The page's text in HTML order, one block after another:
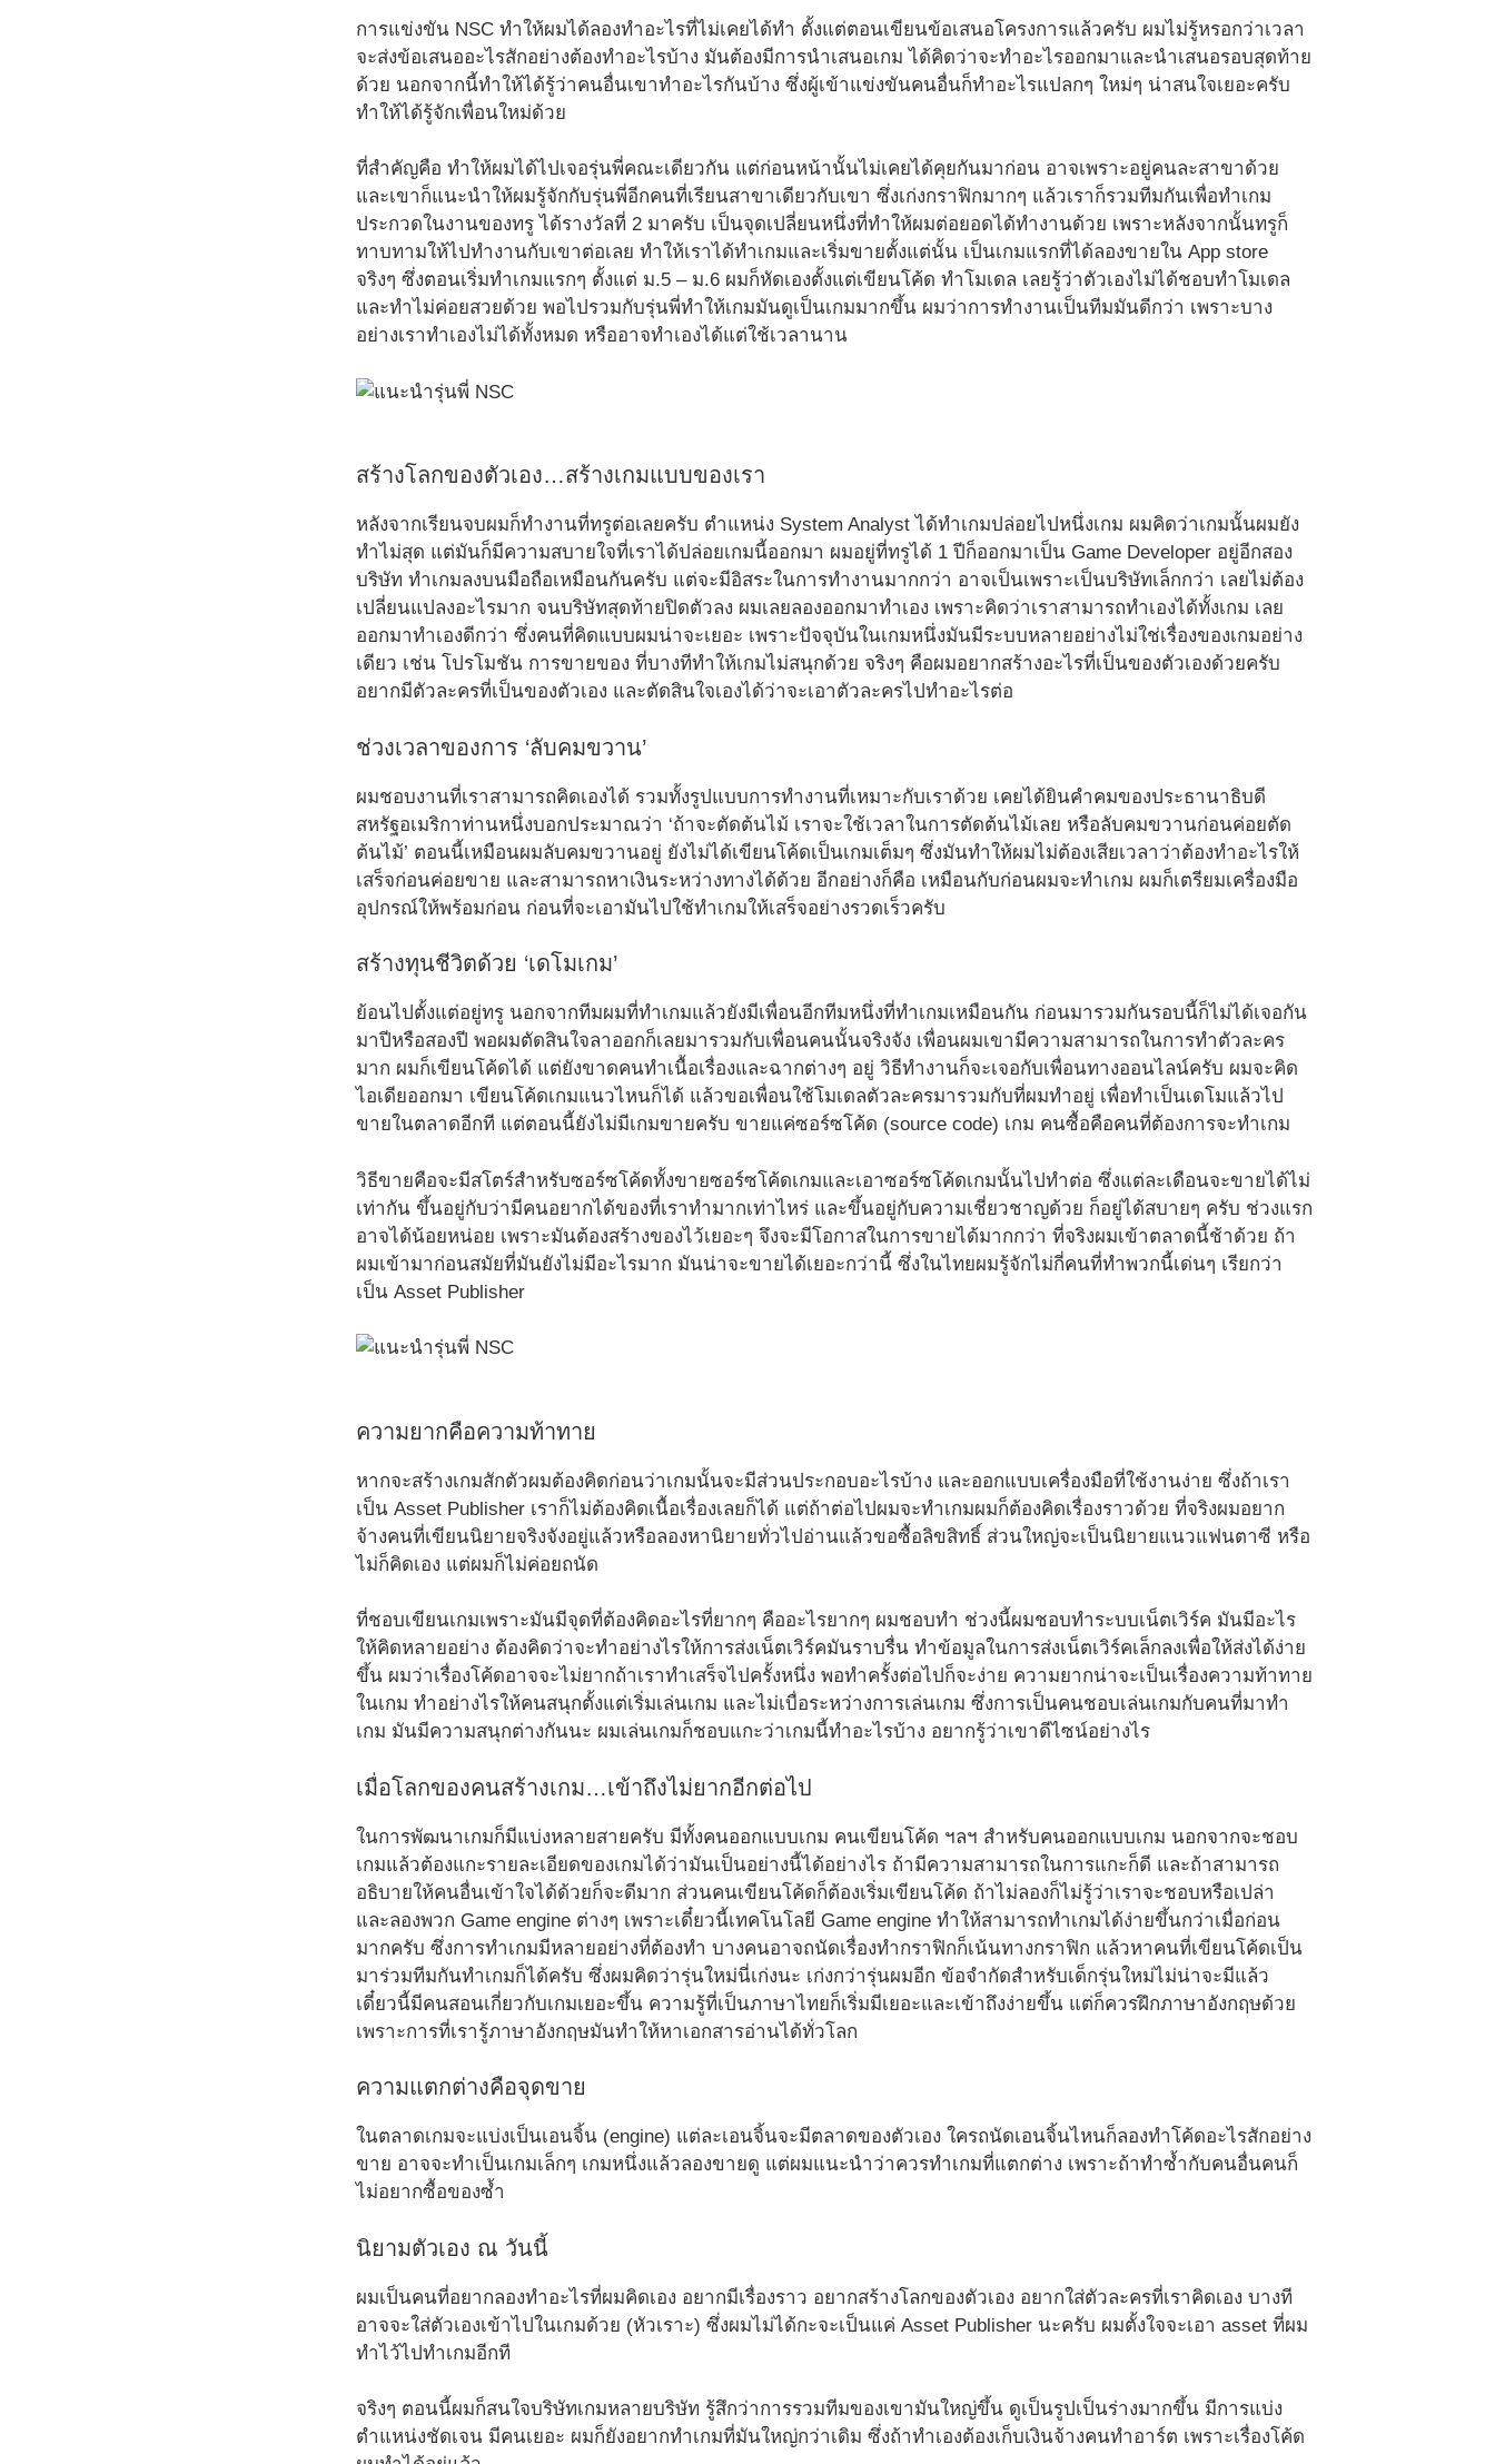
การแข่งขัน NSC ทำให้ผมได้ลองทำอะไรที่ไม่เคยได้ทำ ตั้งแต่ตอนเขียนข้อเสนอโครงการแล้วครับ ผมไม่รู้หรอกว่าเวลา
จะส่งข้อเสนออะไรสักอย่างต้องทำอะไรบ้าง มันต้องมีการนำเสนอเกม ได้คิดว่าจะทำอะไรออกมาและนำเสนอรอบสุดท้าย
ด้วย นอกจากนี้ทำให้ได้รู้ว่าคนอื่นเขาทำอะไรกันบ้าง ซึ่งผู้เข้าแข่งขันคนอื่นก็ทำอะไรแปลกๆ ใหม่ๆ น่าสนใจเยอะครับ
ทำให้ได้รู้จักเพื่อนใหม่ด้วย
ที่สำคัญคือ ทำให้ผมได้ไปเจอรุ่นพี่คณะเดียวกัน แต่ก่อนหน้านั้นไม่เคยได้คุยกันมาก่อน อาจเพราะอยู่คนละสาขาด้วย
และเขาก็แนะนำให้ผมรู้จักกับรุ่นพี่อีกคนที่เรียนสาขาเดียวกับเขา ซึ่งเก่งกราฟิกมากๆ แล้วเราก็รวมทีมกันเพื่อทำเกม
ประกวดในงานของทรู ได้รางวัลที่ 2 มาครับ เป็นจุดเปลี่ยนหนึ่งที่ทำให้ผมต่อยอดได้ทำงานด้วย เพราะหลังจากนั้นทรูก็
ทาบทามให้ไปทำงานกับเขาต่อเลย ทำให้เราได้ทำเกมและเริ่มขายตั้งแต่นั้น เป็นเกมแรกที่ได้ลองขายใน App store
จริงๆ ซึ่งตอนเริ่มทำเกมแรกๆ ตั้งแต่ ม.5 – ม.6 ผมก็หัดเองตั้งแต่เขียนโค้ด ทำโมเดล เลยรู้ว่าตัวเองไม่ได้ชอบทำโมเดล
และทำไม่ค่อยสวยด้วย พอไปรวมกับรุ่นพี่ทำให้เกมมันดูเป็นเกมมากขึ้น ผมว่าการทำงานเป็นทีมมันดีกว่า เพราะบาง
อย่างเราทำเองไม่ได้ทั้งหมด หรืออาจทำเองได้แต่ใช้เวลานาน
สร้างโลกของตัวเอง…สร้างเกมแบบของเรา
หลังจากเรียนจบผมก็ทำงานที่ทรูต่อเลยครับ ตำแหน่ง System Analyst ได้ทำเกมปล่อยไปหนึ่งเกม ผมคิดว่าเกมนั้นผมยัง
ทำไม่สุด แต่มันก็มีความสบายใจที่เราได้ปล่อยเกมนี้ออกมา ผมอยู่ที่ทรูได้ 1 ปีก็ออกมาเป็น Game Developer อยู่อีกสอง
บริษัท ทำเกมลงบนมือถือเหมือนกันครับ แต่จะมีอิสระในการทำงานมากกว่า อาจเป็นเพราะเป็นบริษัทเล็กกว่า เลยไม่ต้อง
เปลี่ยนแปลงอะไรมาก จนบริษัทสุดท้ายปิดตัวลง ผมเลยลองออกมาทำเอง เพราะคิดว่าเราสามารถทำเองได้ทั้งเกม เลย
ออกมาทำเองดีกว่า ซึ่งคนที่คิดแบบผมน่าจะเยอะ เพราะปัจจุบันในเกมหนึ่งมันมีระบบหลายอย่างไม่ใช่เรื่องของเกมอย่าง
เดียว เช่น โปรโมชัน การขายของ ที่บางทีทำให้เกมไม่สนุกด้วย จริงๆ คือผมอยากสร้างอะไรที่เป็นของตัวเองด้วยครับ
อยากมีตัวละครที่เป็นของตัวเอง และตัดสินใจเองได้ว่าจะเอาตัวละครไปทำอะไรต่อ
ช่วงเวลาของการ ‘ลับคมขวาน’
ผมชอบงานที่เราสามารถคิดเองได้ รวมทั้งรูปแบบการทำงานที่เหมาะกับเราด้วย เคยได้ยินคำคมของประธานาธิบดี
สหรัฐอเมริกาท่านหนึ่งบอกประมาณว่า ‘ถ้าจะตัดต้นไม้ เราจะใช้เวลาในการตัดต้นไม้เลย หรือลับคมขวานก่อนค่อยตัด
ต้นไม้’ ตอนนี้เหมือนผมลับคมขวานอยู่ ยังไม่ได้เขียนโค้ดเป็นเกมเต็มๆ ซึ่งมันทำให้ผมไม่ต้องเสียเวลาว่าต้องทำอะไรให้
เสร็จก่อนค่อยขาย และสามารถหาเงินระหว่างทางได้ด้วย อีกอย่างก็คือ เหมือนกับก่อนผมจะทำเกม ผมก็เตรียมเครื่องมือ
อุปกรณ์ให้พร้อมก่อน ก่อนที่จะเอามันไปใช้ทำเกมให้เสร็จอย่างรวดเร็วครับ
สร้างทุนชีวิตด้วย ‘เดโมเกม’
ย้อนไปตั้งแต่อยู่ทรู นอกจากทีมผมที่ทำเกมแล้วยังมีเพื่อนอีกทีมหนึ่งที่ทำเกมเหมือนกัน ก่อนมารวมกันรอบนี้ก็ไม่ได้เจอกัน
มาปีหรือสองปี พอผมตัดสินใจลาออกก็เลยมารวมกับเพื่อนคนนั้นจริงจัง เพื่อนผมเขามีความสามารถในการทำตัวละคร
มาก ผมก็เขียนโค้ดได้ แต่ยังขาดคนทำเนื้อเรื่องและฉากต่างๆ อยู่ วิธีทำงานก็จะเจอกับเพื่อนทางออนไลน์ครับ ผมจะคิด
ไอเดียออกมา เขียนโค้ดเกมแนวไหนก็ได้ แล้วขอเพื่อนใช้โมเดลตัวละครมารวมกับที่ผมทำอยู่ เพื่อทำเป็นเดโมแล้วไป
ขายในตลาดอีกที แต่ตอนนี้ยังไม่มีเกมขายครับ ขายแค่ซอร์ซโค้ด (source code) เกม คนซื้อคือคนที่ต้องการจะทำเกม
วิธีขายคือจะมีสโตร์สำหรับซอร์ซโค้ดทั้งขายซอร์ซโค้ดเกมและเอาซอร์ซโค้ดเกมนั้นไปทำต่อ ซึ่งแต่ละเดือนจะขายได้ไม่
เท่ากัน ขึ้นอยู่กับว่ามีคนอยากได้ของที่เราทำมากเท่าไหร่ และขึ้นอยู่กับความเชี่ยวชาญด้วย ก็อยู่ได้สบายๆ ครับ ช่วงแรก
อาจได้น้อยหน่อย เพราะมันต้องสร้างของไว้เยอะๆ จึงจะมีโอกาสในการขายได้มากกว่า ที่จริงผมเข้าตลาดนี้ช้าด้วย ถ้า
ผมเข้ามาก่อนสมัยที่มันยังไม่มีอะไรมาก มันน่าจะขายได้เยอะกว่านี้ ซึ่งในไทยผมรู้จักไม่กี่คนที่ทำพวกนี้เด่นๆ เรียกว่า
เป็น Asset Publisher
ความยากคือความท้าทาย
หากจะสร้างเกมสักตัวผมต้องคิดก่อนว่าเกมนั้นจะมีส่วนประกอบอะไรบ้าง และออกแบบเครื่องมือที่ใช้งานง่าย ซึ่งถ้าเรา
เป็น Asset Publisher เราก็ไม่ต้องคิดเนื้อเรื่องเลยก็ได้ แต่ถ้าต่อไปผมจะทำเกมผมก็ต้องคิดเรื่องราวด้วย ที่จริงผมอยาก
จ้างคนที่เขียนนิยายจริงจังอยู่แล้วหรือลองหานิยายทั่วไปอ่านแล้วขอซื้อลิขสิทธิ์ ส่วนใหญ่จะเป็นนิยายแนวแฟนตาซี หรือ
ไม่ก็คิดเอง แต่ผมก็ไม่ค่อยถนัด
ที่ชอบเขียนเกมเพราะมันมีจุดที่ต้องคิดอะไรที่ยากๆ คืออะไรยากๆ ผมชอบทำ ช่วงนี้ผมชอบทำระบบเน็ตเวิร์ค มันมีอะไร
ให้คิดหลายอย่าง ต้องคิดว่าจะทำอย่างไรให้การส่งเน็ตเวิร์คมันราบรื่น ทำข้อมูลในการส่งเน็ตเวิร์คเล็กลงเพื่อให้ส่งได้ง่าย
ขึ้น ผมว่าเรื่องโค้ดอาจจะไม่ยากถ้าเราทำเสร็จไปครั้งหนึ่ง พอทำครั้งต่อไปก็จะง่าย ความยากน่าจะเป็นเรื่องความท้าทาย
ในเกม ทำอย่างไรให้คนสนุกตั้งแต่เริ่มเล่นเกม และไม่เบื่อระหว่างการเล่นเกม ซึ่งการเป็นคนชอบเล่นเกมกับคนที่มาทำ
เกม มันมีความสนุกต่างกันนะ ผมเล่นเกมก็ชอบแกะว่าเกมนี้ทำอะไรบ้าง อยากรู้ว่าเขาดีไซน์อย่างไร
เมื่อโลกของคนสร้างเกม…เข้าถึงไม่ยากอีกต่อไป
ในการพัฒนาเกมก็มีแบ่งหลายสายครับ มีทั้งคนออกแบบเกม คนเขียนโค้ด ฯลฯ สำหรับคนออกแบบเกม นอกจากจะชอบ
เกมแล้วต้องแกะรายละเอียดของเกมได้ว่ามันเป็นอย่างนี้ได้อย่างไร ถ้ามีความสามารถในการแกะก็ดี และถ้าสามารถ
อธิบายให้คนอื่นเข้าใจได้ด้วยก็จะดีมาก ส่วนคนเขียนโค้ดก็ต้องเริ่มเขียนโค้ด ถ้าไม่ลองก็ไม่รู้ว่าเราจะชอบหรือเปล่า
และลองพวก Game engine ต่างๆ เพราะเดี๋ยวนี้เทคโนโลยี Game engine ทำให้สามารถทำเกมได้ง่ายขึ้นกว่าเมื่อก่อน
มากครับ ซึ่งการทำเกมมีหลายอย่างที่ต้องทำ บางคนอาจถนัดเรื่องทำกราฟิกก็เน้นทางกราฟิก แล้วหาคนที่เขียนโค้ดเป็น
มาร่วมทีมกันทำเกมก็ได้ครับ ซึ่งผมคิดว่ารุ่นใหม่นี่เก่งนะ เก่งกว่ารุ่นผมอีก ข้อจำกัดสำหรับเด็กรุ่นใหม่ไม่น่าจะมีแล้ว
เดี๋ยวนี้มีคนสอนเกี่ยวกับเกมเยอะขึ้น ความรู้ที่เป็นภาษาไทยก็เริ่มมีเยอะและเข้าถึงง่ายขึ้น แต่ก็ควรฝึกภาษาอังกฤษด้วย
เพราะการที่เรารู้ภาษาอังกฤษมันทำให้หาเอกสารอ่านได้ทั่วโลก
ความแตกต่างคือจุดขาย
ในตลาดเกมจะแบ่งเป็นเอนจิ้น (engine) แต่ละเอนจิ้นจะมีตลาดของตัวเอง ใครถนัดเอนจิ้นไหนก็ลองทำโค้ดอะไรสักอย่าง
ขาย อาจจะทำเป็นเกมเล็กๆ เกมหนึ่งแล้วลองขายดู แต่ผมแนะนำว่าควรทำเกมที่แตกต่าง เพราะถ้าทำซ้ำกับคนอื่นคนก็
ไม่อยากซื้อของซ้ำ
นิยามตัวเอง ณ วันนี้
ผมเป็นคนที่อยากลองทำอะไรที่ผมคิดเอง อยากมีเรื่องราว อยากสร้างโลกของตัวเอง อยากใส่ตัวละครที่เราคิดเอง บางที
อาจจะใส่ตัวเองเข้าไปในเกมด้วย (หัวเราะ) ซึ่งผมไม่ได้กะจะเป็นแค่ Asset Publisher นะครับ ผมตั้งใจจะเอา asset ที่ผม
ทำไว้ไปทำเกมอีกที
จริงๆ ตอนนี้ผมก็สนใจบริษัทเกมหลายบริษัท รู้สึกว่าการรวมทีมของเขามันใหญ่ขึ้น ดูเป็นรูปเป็นร่างมากขึ้น มีการแบ่ง
ตำแหน่งชัดเจน มีคนเยอะ ผมก็ยังอยากทำเกมที่มันใหญ่กว่าเดิม ซึ่งถ้าทำเองต้องเก็บเงินจ้างคนทำอาร์ต เพราะเรื่องโค้ด